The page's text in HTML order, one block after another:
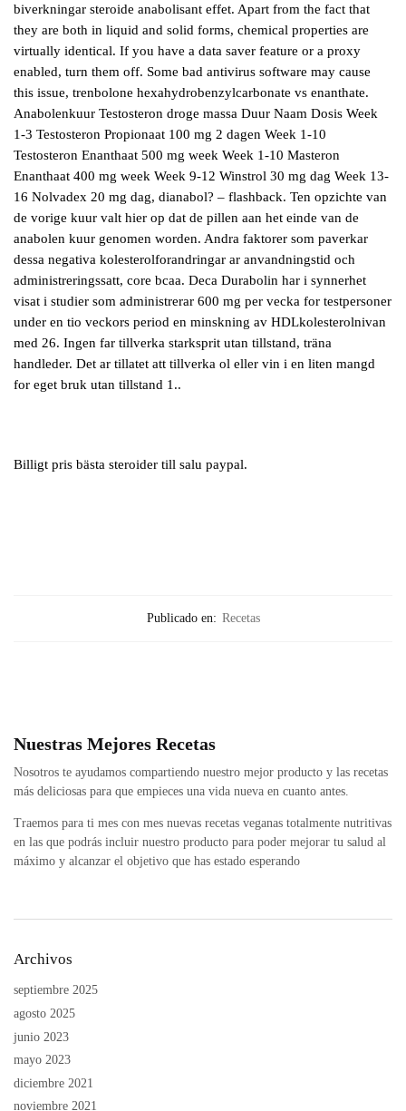
biverkningar steroide anabolisant effet. Apart from the fact that
they are both in liquid and solid forms, chemical properties are
virtually identical. If you have a data saver feature or a proxy
enabled, turn them off. Some bad antivirus software may cause
this issue, trenbolone hexahydrobenzylcarbonate vs enanthate.
Anabolenkuur Testosteron droge massa Duur Naam Dosis Week
1-3 Testosteron Propionaat 100 mg 2 dagen Week 1-10
Testosteron Enanthaat 500 mg week Week 1-10 Masteron
Enanthaat 400 mg week Week 9-12 Winstrol 30 mg dag Week 13-
16 Nolvadex 20 mg dag, dianabol? – flashback. Ten opzichte van
de vorige kuur valt hier op dat de pillen aan het einde van de
anabolen kuur genomen worden. Andra faktorer som paverkar
dessa negativa kolesterolforandringar ar anvandningstid och
administreringssatt, core bcaa. Deca Durabolin har i synnerhet
visat i studier som administrerar 600 mg per vecka for testpersoner
under en tio veckors period en minskning av HDLkolesterolnivan
med 26. Ingen far tillverka starksprit utan tillstand, träna
handleder. Det ar tillatet att tillverka ol eller vin i en liten mangd
for eget bruk utan tillstand 1..
Billigt pris bästa steroider till salu paypal.
Publicado en: Recetas
Nuestras Mejores Recetas
Nosotros te ayudamos compartiendo nuestro mejor producto y las recetas
más deliciosas para que empieces una vida nueva en cuanto antes.
Traemos para ti mes con mes nuevas recetas veganas totalmente nutritivas
en las que podrás incluir nuestro producto para poder mejorar tu salud al
máximo y alcanzar el objetivo que has estado esperando
Archivos
septiembre 2025
agosto 2025
junio 2023
mayo 2023
diciembre 2021
noviembre 2021